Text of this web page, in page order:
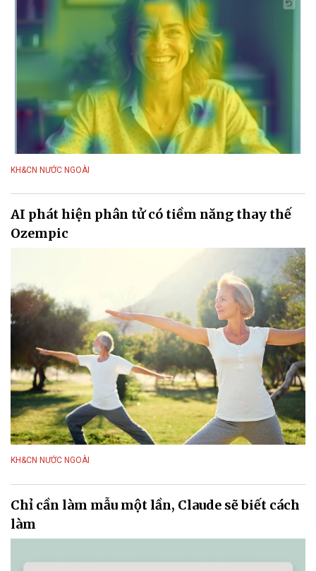
KH&CN NƯỚC NGOÀI
AI phát hiện phân tử có tiềm năng thay thế
Ozempic
KH&CN NƯỚC NGOÀI
Chỉ cần làm mẫu một lần, Claude sẽ biết cách
làm